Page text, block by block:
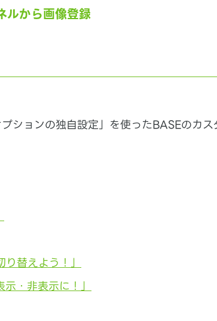
から画像登録
ションの独自設定」を使ったBASEのカス
替えよう！」
・非表示に！」